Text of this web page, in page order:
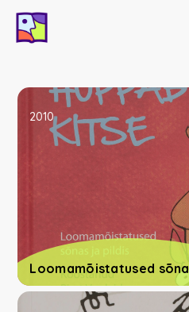
Loomamõistatused
2010